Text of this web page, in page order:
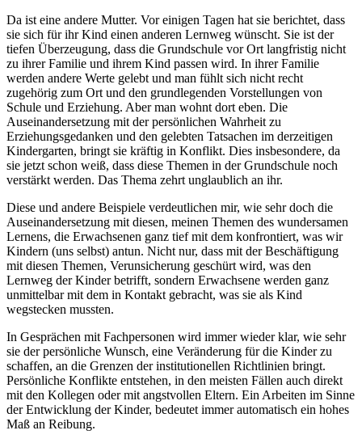
Da ist eine andere Mutter. Vor einigen Tagen hat sie berichtet, dass
sie sich für ihr Kind einen anderen Lernweg wünscht. Sie ist der
tiefen Überzeugung, dass die Grundschule vor Ort langfristig nicht
zu ihrer Familie und ihrem Kind passen wird. In ihrer Familie
werden andere Werte gelebt und man fühlt sich nicht recht
zugehörig zum Ort und den grundlegenden Vorstellungen von
Schule und Erziehung. Aber man wohnt dort eben. Die
Auseinandersetzung mit der persönlichen Wahrheit zu
Erziehungsgedanken und den gelebten Tatsachen im derzeitigen
Kindergarten, bringt sie kräftig in Konflikt. Dies insbesondere, da
sie jetzt schon weiß, dass diese Themen in der Grundschule noch
verstärkt werden. Das Thema zehrt unglaublich an ihr.
Diese und andere Beispiele verdeutlichen mir, wie sehr doch die
Auseinandersetzung mit diesen, meinen Themen des wundersamen
Lernens, die Erwachsenen ganz tief mit dem konfrontiert, was wir
Kindern (uns selbst) antun. Nicht nur, dass mit der Beschäftigung
mit diesen Themen, Verunsicherung geschürt wird, was den
Lernweg der Kinder betrifft, sondern Erwachsene werden ganz
unmittelbar mit dem in Kontakt gebracht, was sie als Kind
wegstecken mussten.
In Gesprächen mit Fachpersonen wird immer wieder klar, wie sehr
sie der persönliche Wunsch, eine Veränderung für die Kinder zu
schaffen, an die Grenzen der institutionellen Richtlinien bringt.
Persönliche Konflikte entstehen, in den meisten Fällen auch direkt
mit den Kollegen oder mit angstvollen Eltern. Ein Arbeiten im Sinne
der Entwicklung der Kinder, bedeutet immer automatisch ein hohes
Maß an Reibung.